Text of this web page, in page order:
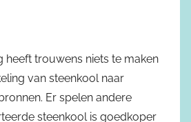
heeft trouwens niets te maken
van steenkool naar
Er spelen andere
steenkool is goedkoper